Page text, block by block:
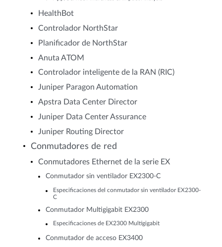
HealthBot
Controlador NorthStar
Planificador de NorthStar
Anuta ATOM
Controlador inteligente de la RAN (RIC)
Juniper Paragon Automation
Apstra Data Center Director
Juniper Data Center Assurance
Juniper Routing Director
Conmutadores de red
Conmutadores Ethernet de la serie EX
Conmutador sin ventilador EX2300-C
Especificaciones del conmutador sin ventilador EX2300-
C
Conmutador Multigigabit EX2300
Especificaciones de EX2300 Multigigabit
Conmutador de acceso EX3400